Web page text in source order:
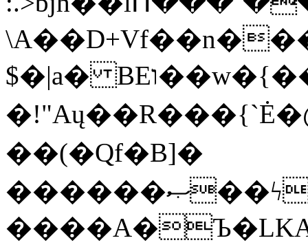
$�|a� BEו��w�{���;���q�X��d%�������W� hU�(�1�Ū}9�S�F<��i�L3�;�
��(�Qf�B]�
������ޞ��ϟak��r��_39$�8�p���7�2�yIZ�R��x��/